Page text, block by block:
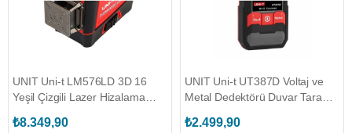
UNIT Uni-t LM576LD 3D 16
Yeşil Çizgili Lazer Hizalama
₺8.349,90
UNIT Uni-t UT387D Voltaj ve
Metal Dedektörü Duvar Tarama
T.UT387D)
₺2.499,90